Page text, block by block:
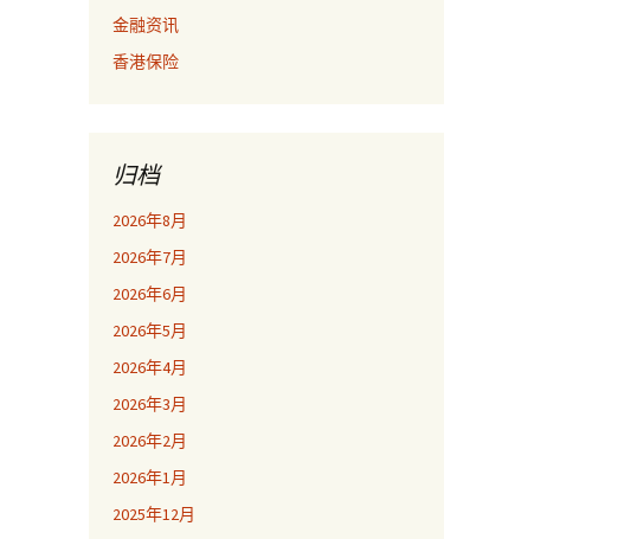
金融资讯
香港保险
归档
2026年8月
2026年7月
2026年6月
2026年5月
2026年4月
2026年3月
2026年2月
2026年1月
2025年12月